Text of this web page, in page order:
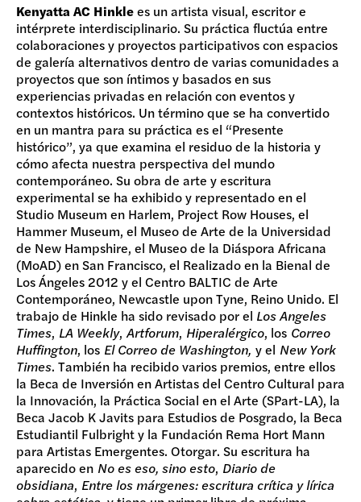
Kenyatta AC Hinklees un artista visual, escritor e
intérprete interdisciplinario. Su práctica fluctúa entre
colaboraciones y proyectos participativos con espacios
de galería alternativos dentro de varias comunidades a
proyectos que son íntimos y basados en sus
experiencias privadas en relación con eventos y
contextos históricos. Un término que se ha convertido
en un mantra para su práctica es el “Presente
histórico”, ya que examina el residuo de la historia y
cómo afecta nuestra perspectiva del mundo
contemporáneo. Su obra de arte y escritura
experimental se ha exhibido y representado en el
Studio Museum en Harlem, Project Row Houses, el
Hammer Museum, el Museo de Arte de la Universidad
de New Hampshire, el Museo de la Diáspora Africana
(MoAD) en San Francisco, el Realizado en la Bienal de
Los Ángeles 2012 y el Centro BALTIC de Arte
Contemporáneo, Newcastle upon Tyne, Reino Unido. El
trabajo de Hinkle ha sido revisado por el Los Angeles
Times, LA Weekly,Artforum, Hiperalérgico, los Correo
Huffington, los El Correo de Washington, y el New York
Times. También ha recibido varios premios, entre ellos
la Beca de Inversión en Artistas del Centro Cultural para
la Innovación, la Práctica Social en el Arte (SPart-LA), la
Beca Jacob K Javits para Estudios de Posgrado, la Beca
Estudiantil Fulbright y la Fundación Rema Hort Mann
para Artistas Emergentes. Otorgar. Su escritura ha
aparecido en No es eso, sino esto, Diario de
obsidiana, Entre los márgenes: escritura crítica y lírica